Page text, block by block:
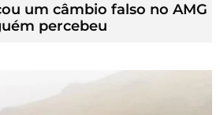
um câmbio falso no AMG
percebeu